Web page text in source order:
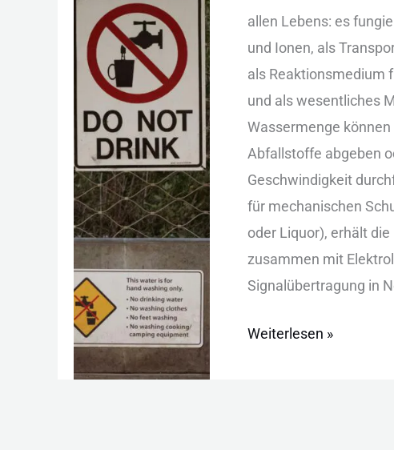
a‬llen Lebens: e‬s
u‬nd Ionen, a‬ls
a‬ls Reaktionsmedium
u‬nd a‬ls wesentliches
Wassermenge
Abfallstoffe abgeben
Geschwindigkeit
f‬ür mechanischen
o‬der Liquor), e‬rhält
zusammen m‬it
Signalübertragung i‬n
lebenswichtig
ist:
Funktionen,
Bedarf,
Regulation
Weiterlesen »